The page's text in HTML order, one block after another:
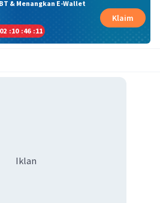
& Menangkan E-Wallet
02 :10 :46 :11
Klaim
Iklan